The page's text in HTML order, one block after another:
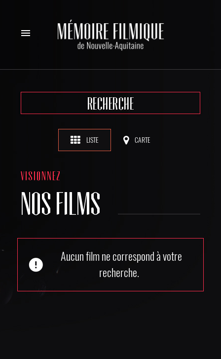
menu
RECHERCHE
LISTE CARTE
VISIONNEZ
NOS FILMS
error
Aucun film ne correspond à votre
recherche.